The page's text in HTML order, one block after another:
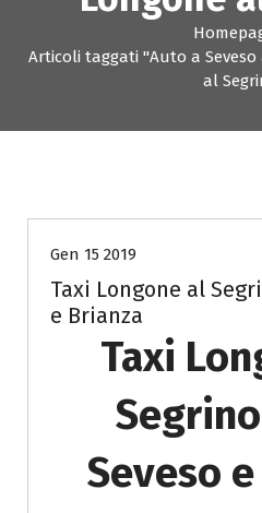
Articoli taggati "Auto a
al
Gen 15 2019
Taxi Longone al
e Brianza
Taxi
Seveso